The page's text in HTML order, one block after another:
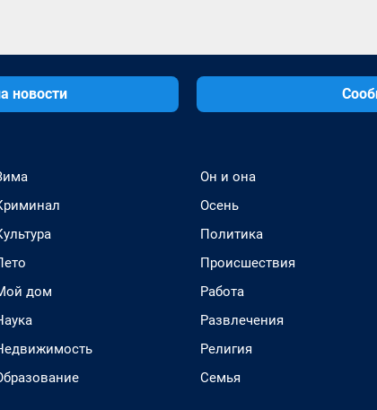
новости
дом
Он и она
Осень
Политика
Происшествия
Работа
Развлечения
Религия
Семья